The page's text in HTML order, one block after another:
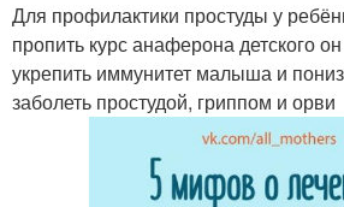
Для профилактики простуды у
пропить курс анаферона детского
укрепить иммунитет малыша и
заболеть простудой, гриппом и орви